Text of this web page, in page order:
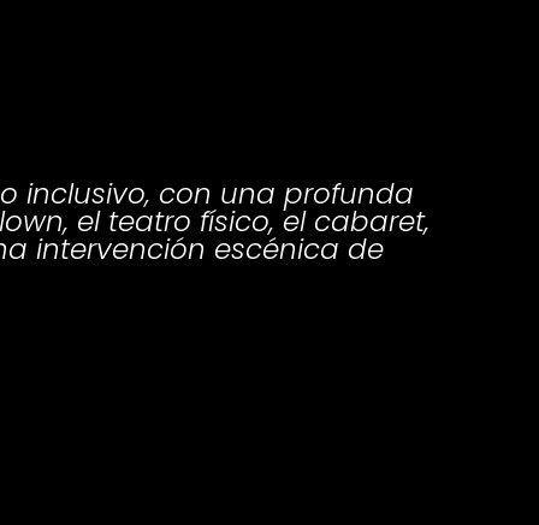
inclusivo, con una profunda
el teatro físico, el cabaret,
intervención escénica de